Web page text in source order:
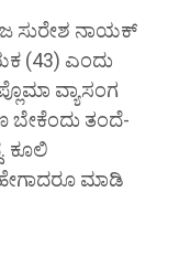
ಸುರೇಶ ನಾಯಕ್
(43) ಎಂದು
ವ್ಯಾಸಂಗ
ಬೇಕೆಂದು ತಂದೆ-
ಕೂಲಿ
ಮಾಡಿ